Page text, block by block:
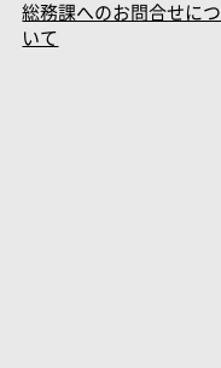
総務課へのお問合せにつ
いて